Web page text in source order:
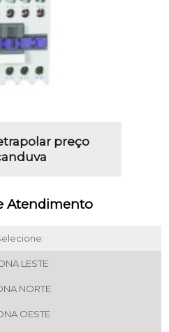
preço
Atendimento
LESTE
NORTE
OESTE